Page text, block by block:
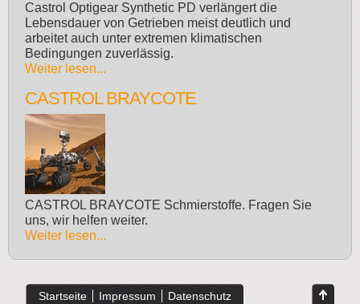
Castrol Optigear Synthetic PD verlängert die
Lebensdauer von Getrieben meist deutlich und
arbeitet auch unter extremen klimatischen
Bedingungen zuverlässig.
Weiter lesen...
CASTROL BRAYCOTE
CASTROL BRAYCOTE Schmierstoffe. Fragen Sie
uns, wir helfen weiter.
Weiter lesen...
Startseite Impressum Datenschutz